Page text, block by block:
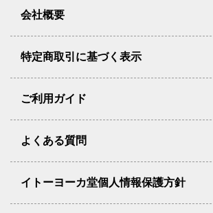
会社概要
特定商取引に基づく表示
ご利用ガイド
よくある質問
イトーヨーカ堂個人情報保護方針